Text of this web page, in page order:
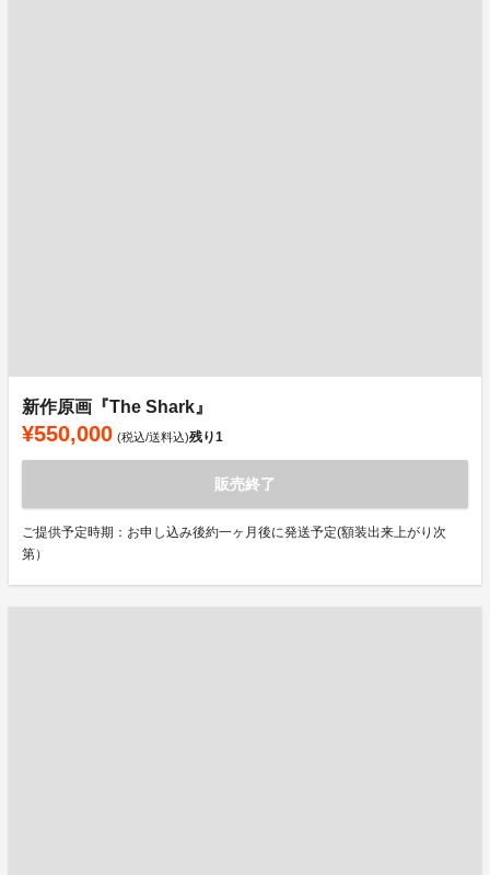
新作原画『The Shark』
¥550,000 (税込/送料込)残り1
販売終了
ご提供予定時期：お申し込み後約一ヶ月後に発送予定(額装出来上がり次
第）